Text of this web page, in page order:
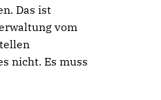
Das ist
vom
nicht. Es muss